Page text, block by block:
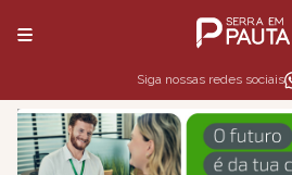
Siga nossas redes sociais